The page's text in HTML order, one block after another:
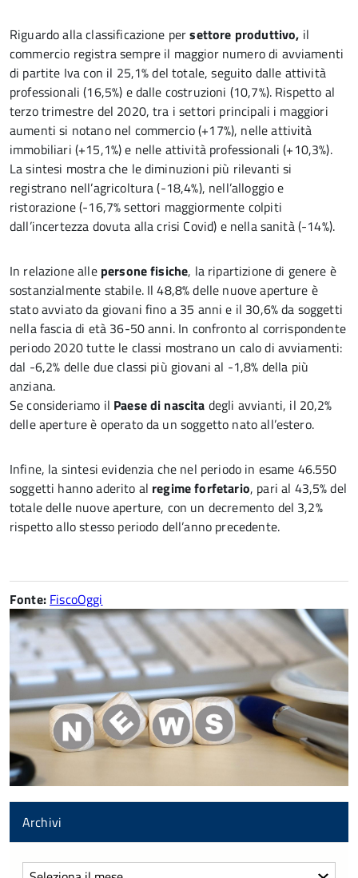
Riguardo alla classificazione persettore produttivo, il
commercio registra sempre il maggior numero di avviamenti
di partite Iva con il 25,1% del totale, seguito dalle attività
professionali (16,5%) e dalle costruzioni (10,7%). Rispetto al
terzo trimestre del 2020, tra i settori principali i maggiori
aumenti si notano nel commercio (+17%), nelle attività
immobiliari (+15,1%) e nelle attività professionali (+10,3%).
La sintesi mostra che le diminuzioni più rilevanti si
registrano nell’agricoltura (-18,4%), nell’alloggio e
ristorazione (-16,7% settori maggiormente colpiti
dall’incertezza dovuta alla crisi Covid) e nella sanità (-14%).
In relazione alle persone fisiche, la ripartizione di genere è
sostanzialmente stabile. Il 48,8% delle nuove aperture è
stato avviato da giovani fino a 35 anni e il 30,6% da soggetti
nella fascia di età 36-50 anni. In confronto al corrispondente
periodo 2020 tutte le classi mostrano un calo di avviamenti:
dal -6,2% delle due classi più giovani al -1,8% della più
anziana.
Se consideriamo il Paese di nascita degli avvianti, il 20,2%
delle aperture è operato da un soggetto nato all’estero.
Infine, la sintesi evidenzia che nel periodo in esame 46.550
soggetti hanno aderito al regime forfetario, pari al 43,5% del
totale delle nuove aperture, con un decremento del 3,2%
rispetto allo stesso periodo dell’anno precedente.
Fonte: FiscoOggi
Archivi
Archivi